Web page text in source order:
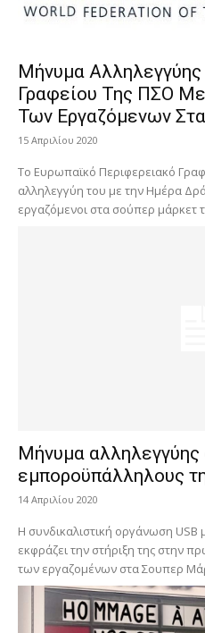
Μήνυμα
Γραφείου Της ΠΣΟ
Των Εργαζόμενων
15 Απριλίου 2020
Το Ευρωπαϊκό Περιφερειακό
αλληλεγγύη του με την Ημέρα
εργαζόμενοι στα σούπερ μάρκετ
Μήνυμα αλληλεγγύης
εμποροϋπάλληλους
14 Απριλίου 2020
Η συνδικαλιστική οργάνωση
εκφράζει την στήριξη της στην
των εργαζομένων στα Σουπερ